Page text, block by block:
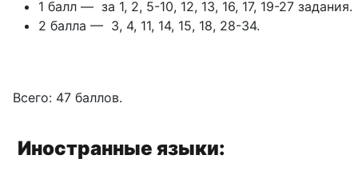
1 балл — за 1, 2, 5-10, 12, 13, 16, 17, 19-27 задания.
2 балла — 3, 4, 11, 14, 15, 18, 28-34.
Всего: 47 баллов.
Иностранные языки: